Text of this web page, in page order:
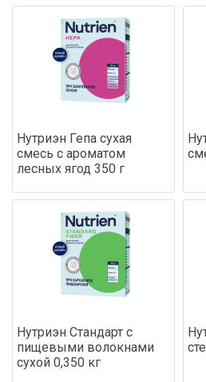
Нутриэн Гепа сухая
смесь с ароматом
лесных ягод 350 г
Нутриэн Стандарт с
пищевыми волокнами
сухой 0,350 кг